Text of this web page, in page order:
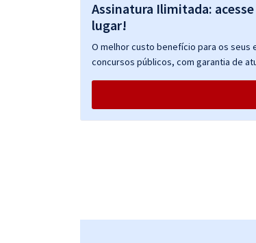
Conteúdo gratuitoAssinatura Ilimitada:
lugar!
O melhor custo benefício para os seus
concursos públicos, com garantia de